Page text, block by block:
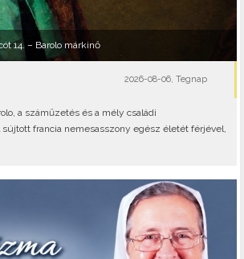
14. – Barolo márkinő
2026-08-06, Tegnap
a száműzetés és a mély családi
sújtott francia nemesasszony egész életét férjével,